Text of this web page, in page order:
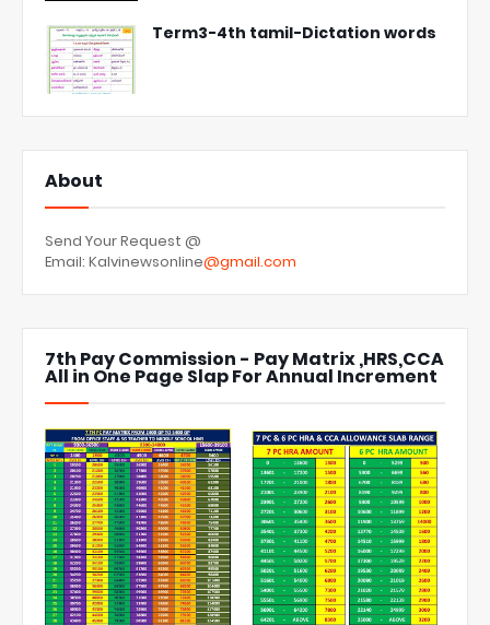
Term3-4th tamil-Dictation words
About
Send Your Request @
Email: Kalvinewsonline@gmail.com
7th Pay Commission - Pay Matrix ,HRS,CCA
All in One Page Slap For Annual Increment